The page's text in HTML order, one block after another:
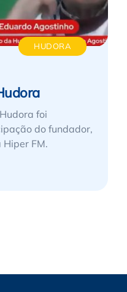
HUDORA
foi
do fundador,
Hiper FM.